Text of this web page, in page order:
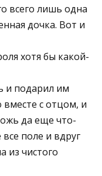
всего лишь одна
дочка. Вот и
хотя бы какой-
и подарил им
вместе с отцом, и
да еще что-
поле и вдруг
из чистого